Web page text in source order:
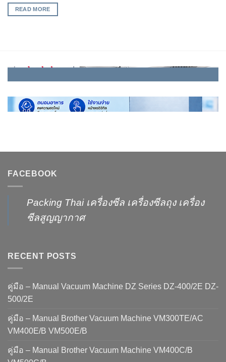
READ MORE
FACEBOOK
Packing Thai เครื่องซีล เครื่องซีลถุง เครื่อง
ซีลสูญญากาศ
RECENT POSTS
คู่มือ – Manual Vacuum Machine DZ Series DZ-400/2E DZ-
500/2E
คู่มือ – Manual Brother Vacuum Machine VM300TE/AC
VM400E/B VM500E/B
คู่มือ – Manual Brother Vacuum Machine VM400C/B